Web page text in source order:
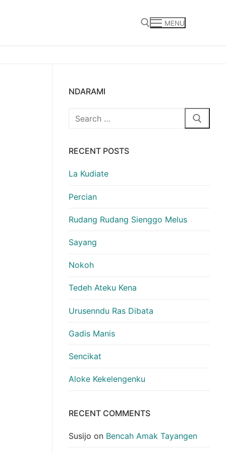
MENU
NDARAMI
Search
RECENT POSTS
La Kudiate
Percian
Rudang Rudang Sienggo Melus
Sayang
Nokoh
Tedeh Ateku Kena
Urusenndu Ras Dibata
Gadis Manis
Sencikat
Aloke Kekelengenku
RECENT COMMENTS
Susijo on Bencah Amak Tayangen